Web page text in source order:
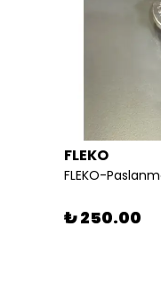
FLEKO
₺ 250.00